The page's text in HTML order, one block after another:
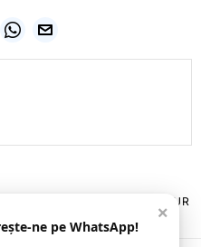
POLITICA DE ANULARE & RETUR
CONTACT
CĂLĂRĂȘEAN
×
ne pe WhatsApp!